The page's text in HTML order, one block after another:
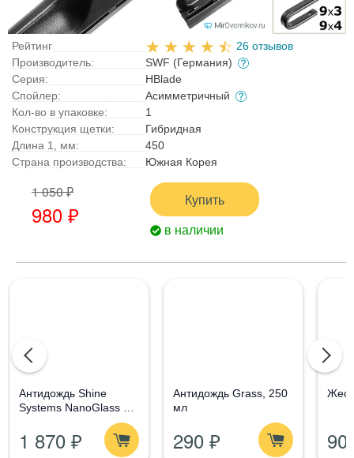
Рейтинг
26 отзывов
Производитель:
SWF (Германия)
Серия:
HBlade
Спойлер:
Асимметричный
Кол-во в упаковке:
1
Конструкция щетки:
Гибридная
Длина 1, мм:
450
Страна производства:
Южная Корея
1 050 ₽
980 ₽
Купить
в наличии
Aнтидождь Shine
Systems NanoGlass Kit
- Набор по уходу за
стеклом
1 870 ₽
Антидождь Grass, 250
мл
290 ₽ 90